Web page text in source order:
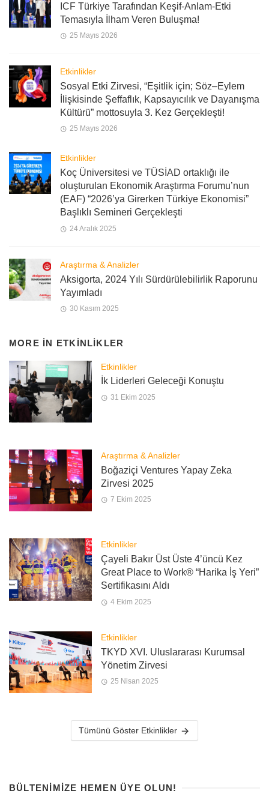
ICF Türkiye Tarafından Keşif-Anlam-Etki
Temasıyla İlham Veren Buluşma!
25 Mayıs 2026
Etkinlikler
Sosyal Etki Zirvesi, “Eşitlik için; Söz–Eylem
İlişkisinde Şeffaflık, Kapsayıcılık ve Dayanışma
Kültürü” mottosuyla 3. Kez Gerçekleşti!
25 Mayıs 2026
Etkinlikler
Koç Üniversitesi ve TÜSİAD ortaklığı ile
oluşturulan Ekonomik Araştırma Forumu’nun
(EAF) “2026’ya Girerken Türkiye Ekonomisi”
Başlıklı Semineri Gerçekleşti
24 Aralık 2025
Araştırma & Analizler
Aksigorta, 2024 Yılı Sürdürülebilirlik Raporunu
Yayımladı
30 Kasım 2025
MORE IN ETKINLIKLER
Etkinlikler
İk Liderleri Geleceği Konuştu
31 Ekim 2025
Araştırma & Analizler
Boğaziçi Ventures Yapay Zeka
Zirvesi 2025
7 Ekim 2025
Etkinlikler
Çayeli Bakır Üst Üste 4’üncü Kez
Great Place to Work® “Harika İş Yeri”
Sertifikasını Aldı
4 Ekim 2025
Etkinlikler
TKYD XVI. Uluslararası Kurumsal
Yönetim Zirvesi
25 Nisan 2025
Tümünü Göster Etkinlikler
BÜLTENIMIZE HEMEN ÜYE OLUN!